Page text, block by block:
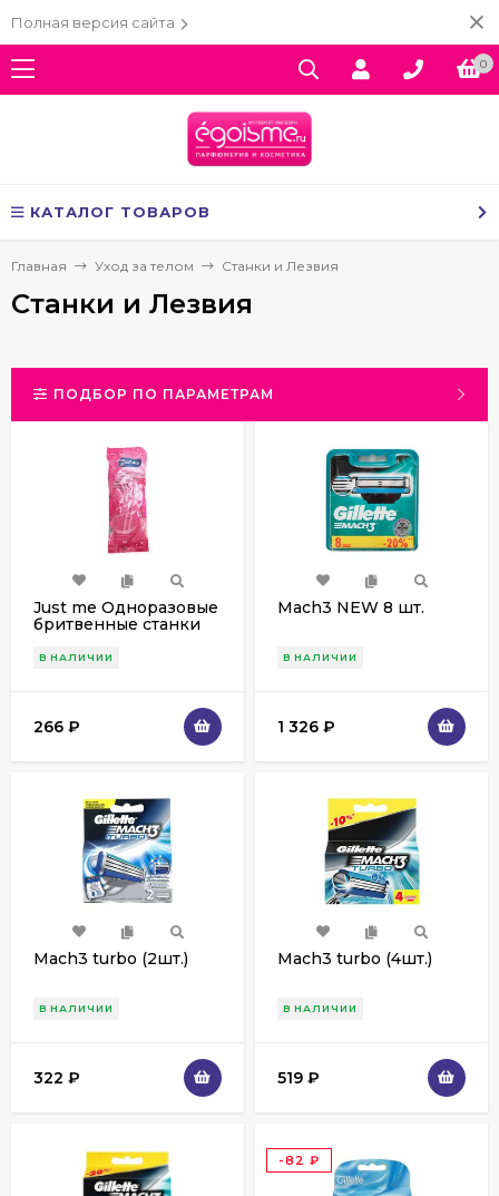
Полная версия сайта
0
КАТАЛОГ ТОВАРОВ
Главная Уход за телом Станки и Лезвия
Станки и Лезвия
ПОДБОР ПО ПАРАМЕТРАМ
Just me Одноразовые
бритвенные станки
В НАЛИЧИИ
266 ₽
Mach3 NEW 8 шт.
В НАЛИЧИИ
1 326 ₽
Mach3 turbo (2шт.)
В НАЛИЧИИ
322 ₽
Mach3 turbo (4шт.)
В НАЛИЧИИ
519 ₽
-82 ₽